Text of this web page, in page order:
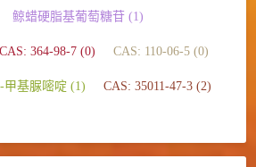
鲸蜡硬脂基葡萄糖苷 (1)
CAS: 364-98-7 (0) CAS: 110-06-5 (0)
甲基脲嘧啶 (1) CAS: 35011-47-3 (2)